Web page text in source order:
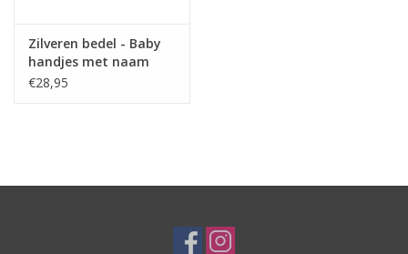
Zilveren bedel - Baby
handjes met naam
€28,95